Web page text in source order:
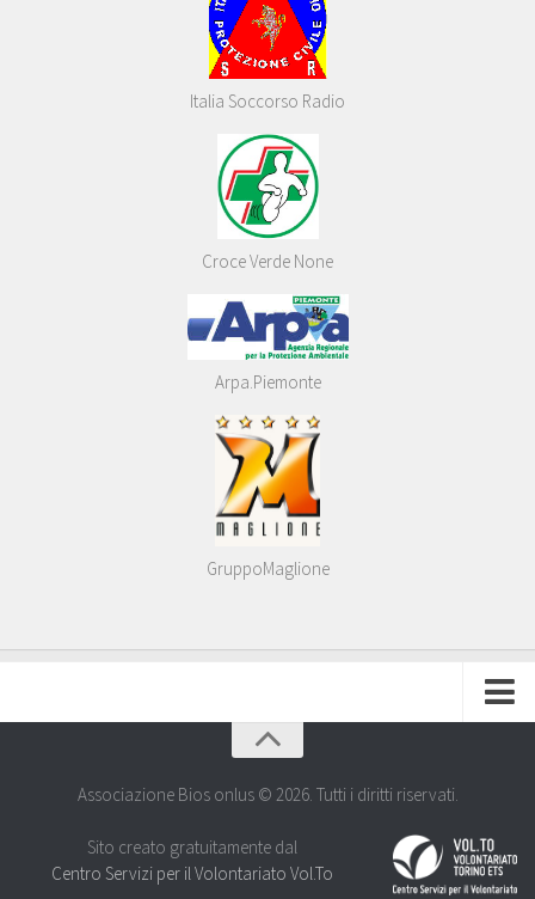
Italia Soccorso Radio
Croce Verde None
Arpa.Piemonte
GruppoMaglione
CHI SIAMO
Attività
Associazione Bios onlus © 2026. Tutti i diritti riservati.
Sito creato gratuitamente dal
Centro Servizi per il Volontariato Vol.To